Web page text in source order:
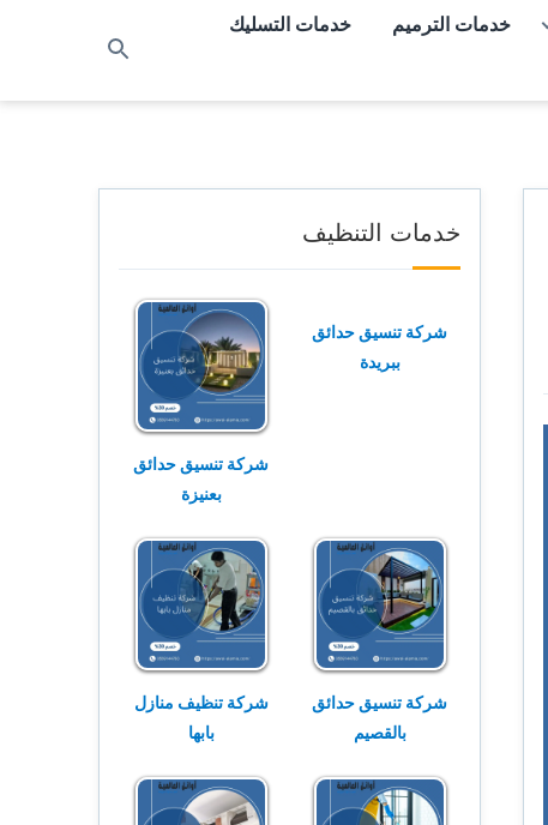
خدمات الترميم خدمات التسليك
خدمات التنظيف
شركة تنسيق حدائق
ببريدة
شركة تنسيق حدائق
بعنيزة
شركة تنسيق حدائق
بالقصيم
شركة تنظيف منازل
بابها